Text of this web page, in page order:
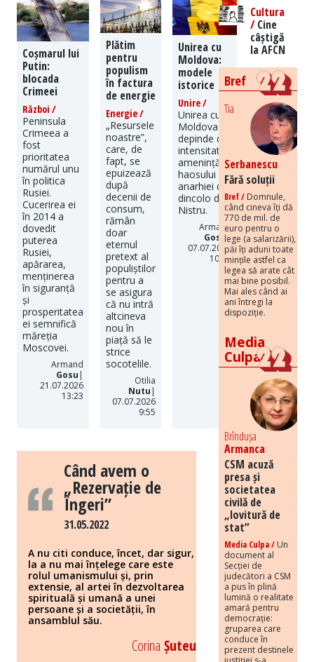
Coșmarul lui
Putin:
blocada
Crimeei
Război /
Peninsula
Crimeea a
fost
prioritatea
numărul unu
în politica
Rusiei.
Cucerirea ei
în 2014 a
dovedit
puterea
Rusiei,
apărarea,
menținerea
în siguranță
și
prosperitatea
ei semnifică
măreția
Moscovei.
Armand
Gosu |
21.07.2026
13:23
Plătim
pentru
populism
în factura
de energie
Energie /
„Resursele
noastre”,
care, de
fapt, se
epuizează
după
decenii de
consum,
rămân
doar
eternul
pretext al
populiștilor
pentru a
se asigura
că nu intră
altcineva
nou în
piață să le
strice
socotelile.
Otilia
Nutu |
07.07.2026
9:55
Unirea cu
Moldova:
modele
istorice
Unire /
Unirea cu
Moldova
depinde de
intensitatea
amenințării
haosului și
anarhiei de
dincolo de
Nistru.
Armand
Gosu|
07.07.2026
10:16
Când avem o
„Rezervație de
Îngeri”
31.05.2022
A nu citi conduce, încet, dar sigur,
la a nu mai înțelege care este
rolul umanismului și, prin
extensie, al artei în dezvoltarea
spirituală și umană a unei
persoane și a societății, în
ansamblul său.
Corina Șuteu
Cultura
/Cine
câștigă
la AFCN
Bref
Tia
Serbanescu
Fără soluții
Bref / Domnule,
când cineva îți dă
770 de mil. de
euro pentru o
lege (a salarizării),
păi îți aduni toate
mințile astfel ca
legea să arate cât
mai bine posibil.
Mai ales când ai
ani întregi la
dispoziție.
Media
Culpa
Brîndușa
Armanca
CSM acuză
presa și
societatea
civilă de
„lovitură de
stat”
Media Culpa / Un
document al
Secției de
judecători a CSM
a pus în plină
lumină o realitate
amară pentru
democrație:
gruparea care
conduce în
prezent destinele